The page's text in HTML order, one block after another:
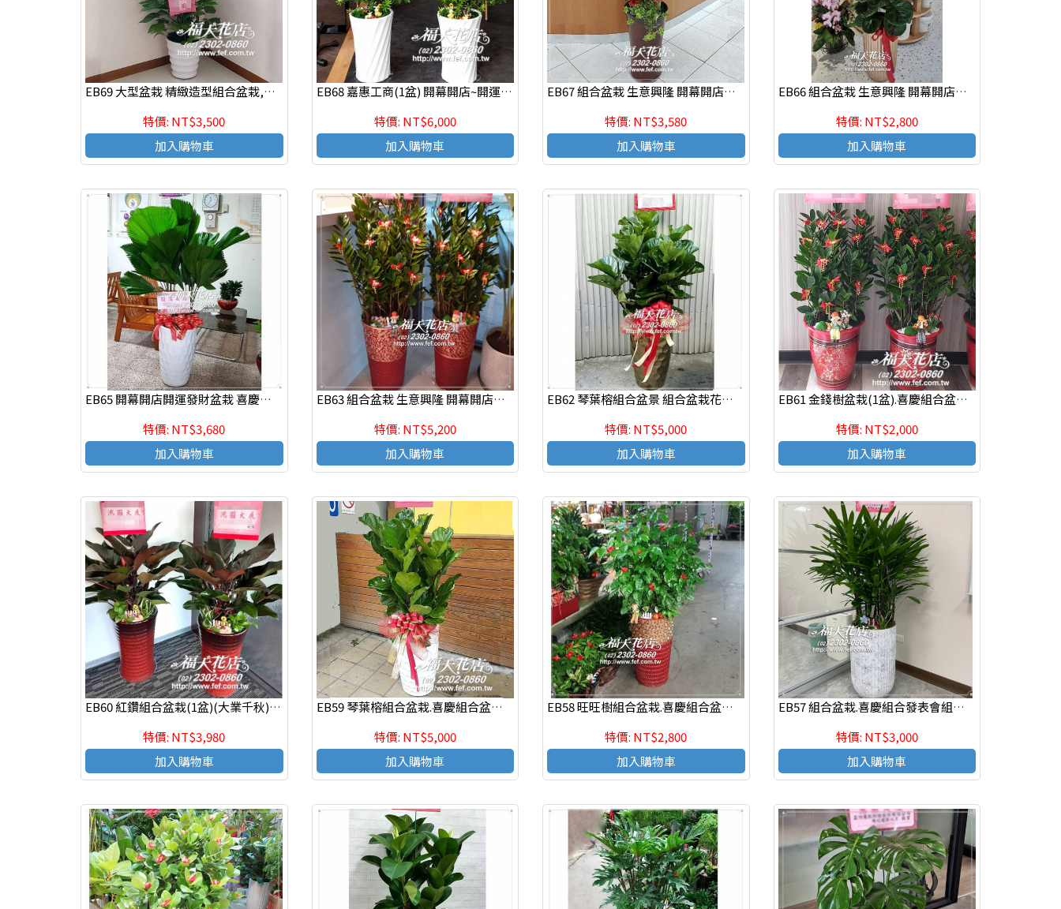
EB69 大型盆栽 精緻造型組合盆栽,喜慶組合盆栽
特價: NT$3,500
加入購物車
EB68 嘉惠工商(1盆) 開幕開店~開運發財喜慶盆栽
特價: NT$6,000
加入購物車
EB67 組合盆栽 生意興隆 開幕開店開運發財盆栽
特價: NT$3,580
加入購物車
EB66 組合盆栽 生意興隆 開幕開店開運發財盆栽
特價: NT$2,800
加入購物車
EB65 開幕開店開運發財盆栽 喜慶組合盆栽,發表會組合盆栽
特價: NT$3,680
加入購物車
EB63 組合盆栽 生意興隆 開幕開店開運發財盆栽
特價: NT$5,200
加入購物車
EB62 琴葉榕組合盆景 組合盆栽花禮 生意興隆 開幕開店開運發財盆栽
特價: NT$5,000
加入購物車
EB61 金錢樹盆栽(1盆).喜慶組合盆栽,開幕 發表會組合盆栽
特價: NT$2,000
加入購物車
EB60 紅鑽組合盆栽(1盆)(大業千秋).喜慶組合盆栽,發表會組合盆栽
特價: NT$3,980
加入購物車
EB59 琴葉榕組合盆栽.喜慶組合盆栽,發表會組合盆栽,開幕組合盆栽,組合盆栽設計
特價: NT$5,000
加入購物車
EB58 旺旺樹組合盆栽.喜慶組合盆栽,發表會組合盆栽,開幕組合盆栽,組合盆栽設計
特價: NT$2,800
加入購物車
EB57 組合盆栽.喜慶組合發表會組合盆栽,開幕組合盆栽
特價: NT$3,000
加入購物車